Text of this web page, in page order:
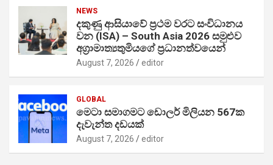
NEWS
දකුණු ආසියාවේ ප්‍රථම වරට සංවිධානය
වන (ISA) – South Asia 2026 සමුළුව
අග්‍රාමාත්‍යතුමියගේ ප්‍රධානත්වයෙන්
August 7, 2026 editor
GLOBAL
මෙටා සමාගමට ඩොලර් මිලියන 567ක
දැවැන්ත දඩයක්
August 7, 2026 editor